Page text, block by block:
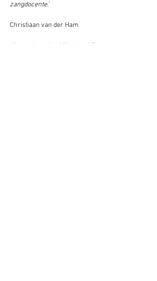
zangdocente.’
Christiaan van der Ham
' Ik vond zangles bij jou heel fijn.